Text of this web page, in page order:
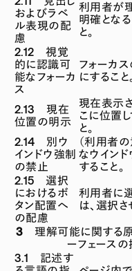
およびラベ
ル表現の配
慮
利用者が
明確とな
と。
2.12 視覚
的に認識可
能なフォーカ
ス
フォーカ
にすること
2.13 現在
位置の明示
現在表示
こに位置
と。
2.14 別ウ
インドウ強制
の禁止
（利用者
なウイン
すること。
2.15 選択
におけるボ
タン配置へ
の配慮
利用者に
は、選択
3 理解可能に関する
ーフェースの
3.1 記述す